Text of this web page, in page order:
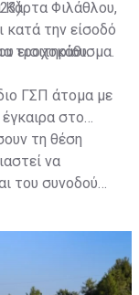
Κάρτα Φιλάθλου,
κατά την είσοδό
εισιτηρίου.
τροχοκάθισμα.
ΓΣΠ άτομα με
στο
τη θέση
να
του συνοδού